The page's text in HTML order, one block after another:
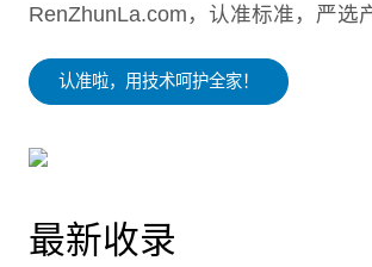
RenZhunLa.com，认准标准，严选
认准啦，用技术呵护全家！
最新收录